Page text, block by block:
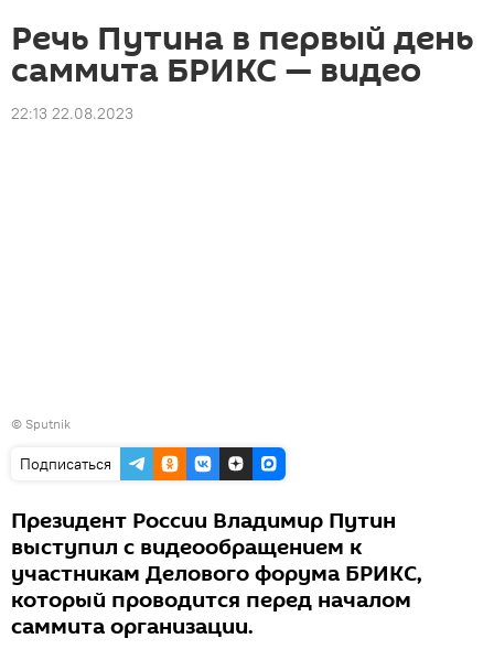
Речь Путина в первый день
саммита БРИКС — видео
22:13 22.08.2023
© Sputnik
Подписаться
Президент России Владимир Путин
выступил с видеообращением к
участникам Делового форума БРИКС,
который проводится перед началом
саммита организации.